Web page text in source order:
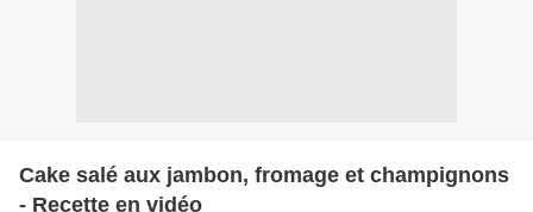
Cake salé aux jambon, fromage et champignons
- Recette en vidéo